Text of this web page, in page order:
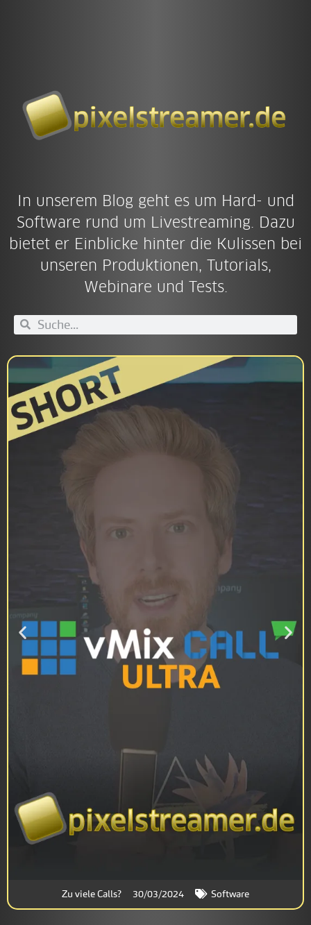
In unserem Blog geht es um Hard- und
Software rund um Livestreaming. Dazu
bietet er Einblicke hinter die Kulissen bei
unseren Produktionen, Tutorials,
Webinare und Tests.
Zu viele Calls? 30/03/2024 Software